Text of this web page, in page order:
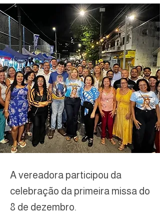
A vereadora participou da
celebração da primeira missa do
8 de dezembro.